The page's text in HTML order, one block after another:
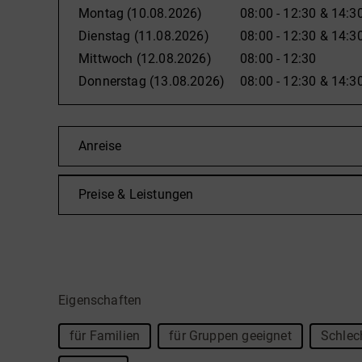
Seit 1992 wird die Mühle in fünfter Generation
Schleimer und seiner Ehefrau Rita geleitet.
eingebaut, die das Wasserrad ablöste. Diese
Rückschüttmaschine an. Zusätzlich wird ein
Betrieb gesetzt.
Montag (10.08.2026) 08:00 - 12:30 &
Dienstag (11.08.2026) 08:00 - 12:30 &
Mittwoch (12.08.2026)
08:00 - 12:30
Donnerstag (13.08.2026) 08:00 - 12:30 &
Anreise
Preise & Leistungen
Eigenschaften
für Familien für Gruppen geeignet